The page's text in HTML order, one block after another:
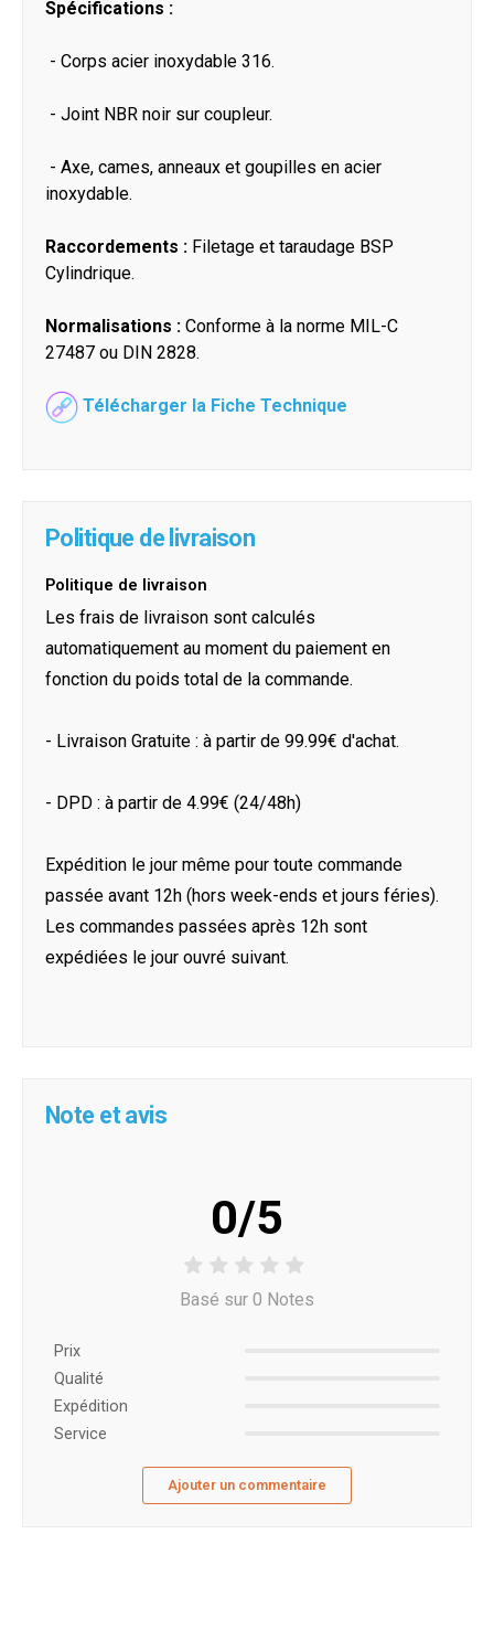
Spécifications :
- Corps acier inoxydable 316.
- Joint NBR noir sur coupleur.
- Axe, cames, anneaux et goupilles en acier
inoxydable.
Raccordements : Filetage et taraudage BSP
Cylindrique.
Normalisations : Conforme à la norme MIL-C
27487 ou DIN 2828.
Télécharger la Fiche Technique
Politique de livraison
Politique de livraison
Les frais de livraison sont calculés
automatiquement au moment du paiement en
fonction du poids total de la commande.
- Livraison Gratuite : à partir de 99.99€ d'achat.
- DPD : à partir de 4.99€ (24/48h)
Expédition le jour même pour toute commande
passée avant 12h (hors week-ends et jours féries).
Les commandes passées après 12h sont
expédiées le jour ouvré suivant.
Note et avis
0/5
Basé sur 0 Notes
Prix ​​
Qualité
Expédition
Service
Ajouter un commentaire